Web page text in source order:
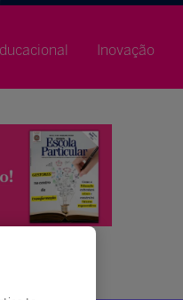
Inovação